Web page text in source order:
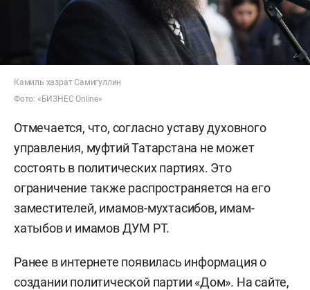
Камиль хазрат Самигуллин
Фото: «БИЗНЕС Online»
Отмечается, что, согласно уставу духовного
управления, муфтий Татарстана не может
состоять в политических партиях. Это
ограничение также распространяется на его
заместителей, имамов-мухтасибов, имам-
хатыбов и имамов ДУМ РТ.
Ранее в интернете появилась информация о
создании политической партии «Дом». На сайте,